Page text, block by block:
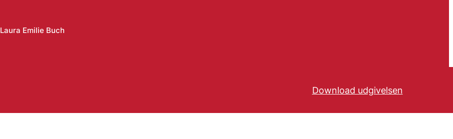
Laura Emilie Buch
Download udgivelsen